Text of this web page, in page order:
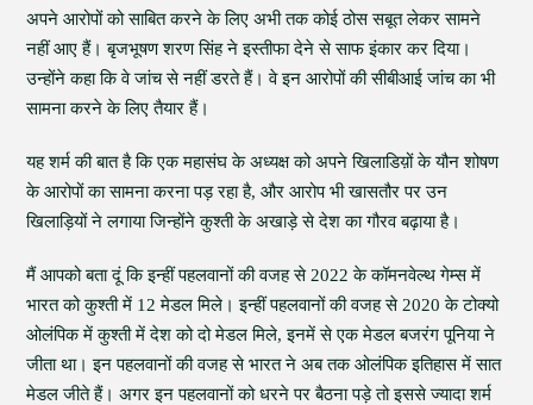
अपने आरोपों को साबित करने के लिए अभी तक कोई ठोस सबूत लेकर सामने
नहीं आए हैं। बृजभूषण शरण सिंह ने इस्तीफा देने से साफ इंकार कर दिया।
उन्होंने कहा कि वे जांच से नहीं डरते हैं। वे इन आरोपों की सीबीआई जांच का भी
सामना करने के लिए तैयार हैं।
यह शर्म की बात है कि एक महासंघ के अध्यक्ष को अपने खिलाडिय़ों के यौन शोषण
के आरोपों का सामना करना पड़ रहा है, और आरोप भी खासतौर पर उन
खिलाड़ियों ने लगाया जिन्होंने कुश्ती के अखाड़े से देश का गौरव बढ़ाया है।
मैं आपको बता दूं कि इन्हीं पहलवानों की वजह से 2022 के कॉमनवेल्थ गेम्स में
भारत को कुश्ती में 12 मेडल मिले। इन्हीं पहलवानों की वजह से 2020 के टोक्यो
ओलंपिक में कुश्ती में देश को दो मेडल मिले, इनमें से एक मेडल बजरंग पूनिया ने
जीता था। इन पहलवानों की वजह से भारत ने अब तक ओलंपिक इतिहास में सात
मेडल जीते हैं। अगर इन पहलवानों को धरने पर बैठना पड़े तो इससे ज्यादा शर्म